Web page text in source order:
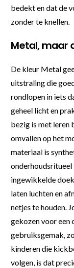
bedekt en dat de
zonder te knellen.
Metal, maar
De kleur Metal
uitstraling die
rondlopen in iets
geheel licht en
bezig is met leren
omvallen op het
materiaal is
onderhoudsritueel
ingewikkelde
laten luchten en
netjes te houden.
gekozen voor een
gebruiksgemak,
kinderen die
volgen, is dat